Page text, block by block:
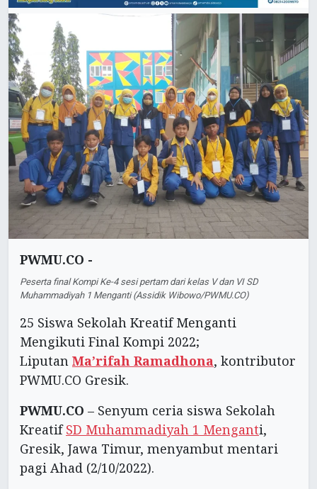
PWMU.CO -
Peserta final Kompi Ke-4 sesi pertam dari kelas V dan VI SD
Muhammadiyah 1 Menganti (Assidik Wibowo/PWMU.CO)
25 Siswa Sekolah Kreatif Menganti
Mengikuti Final Kompi 2022;
Liputan Ma’rifah Ramadhona, kontributor
PWMU.CO Gresik.
PWMU.CO – Senyum ceria siswa Sekolah
KreatifSD Muhammadiyah 1 Menganti,
Gresik, Jawa Timur, menyambut mentari
pagi Ahad (2/10/2022).